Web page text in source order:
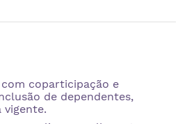
coparticipação e
de dependentes,